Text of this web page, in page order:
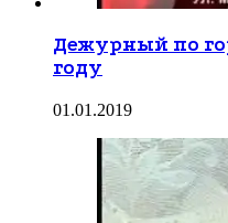
Дежурный по
году
01.01.2019